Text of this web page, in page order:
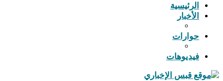
الرئيسية
الأخبار
حوارات
فيديوهات